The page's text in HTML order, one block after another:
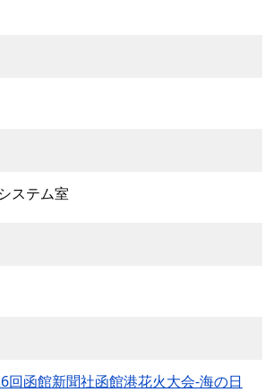
ステム室
回函館新聞社函館港花火大会-海の日